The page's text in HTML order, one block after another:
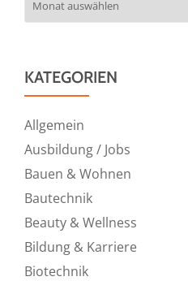
KATEGORIEN
Allgemein
Ausbildung / Jobs
Bauen & Wohnen
Bautechnik
Beauty & Wellness
Bildung & Karriere
Biotechnik